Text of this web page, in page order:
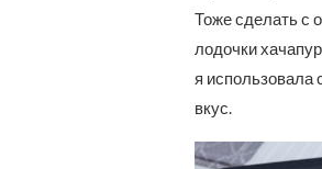
Тоже сделать с
лодочки
я использовала
вкус.